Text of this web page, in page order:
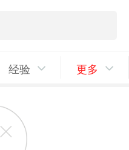
经验 更多